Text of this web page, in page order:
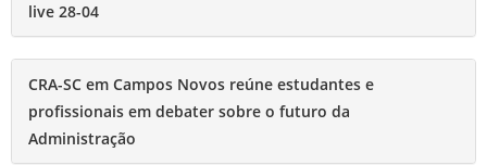
live 28-04
CRA-SC em Campos Novos reúne estudantes e
profissionais em debater sobre o futuro da
Administração